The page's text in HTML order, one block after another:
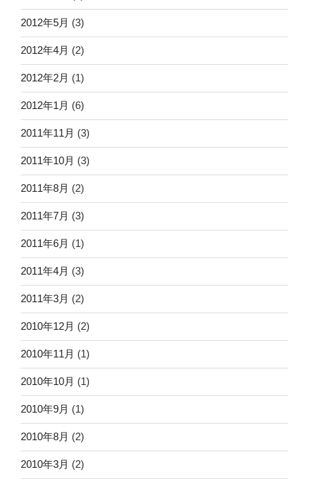
2012年5月 (3)
2012年4月 (2)
2012年2月 (1)
2012年1月 (6)
2011年11月 (3)
2011年10月 (3)
2011年8月 (2)
2011年7月 (3)
2011年6月 (1)
2011年4月 (3)
2011年3月 (2)
2010年12月 (2)
2010年11月 (1)
2010年10月 (1)
2010年9月 (1)
2010年8月 (2)
2010年3月 (2)